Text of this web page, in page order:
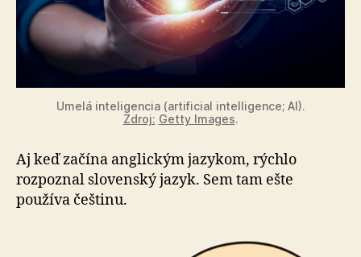
Umelá inteligencia (artificial intelligence; AI).
Zdroj: Getty Images.
Aj keď začína anglickým jazykom, rýchlo
rozpoznal slovenský jazyk. Sem tam ešte
používa češtinu.